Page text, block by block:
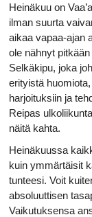
Heinäkuu on
ilman suurta
aikaa vapaa-ajan
ole nähnyt
Selkäkipu, joka
erityistä
harjoituksiin ja
Reipas
näitä kahta.
Heinäkuussa
kuin ymmärtäisit
tunteesi. Voit
absoluuttisen
Vaikutuksensa